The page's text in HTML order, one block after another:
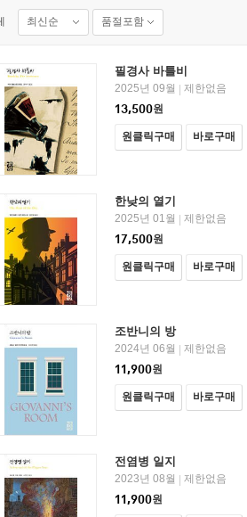
최신순 품절포함
필경사 바틀비
2025년 09월
제한없음
13,500원
원클릭구매 바로구매
한낮의 열기
2025년 01월
제한없음
17,500원
원클릭구매 바로구매
조반니의 방
2024년 06월
제한없음
11,900원
원클릭구매 바로구매
전염병 일지
2023년 08월
제한없음
11,900원